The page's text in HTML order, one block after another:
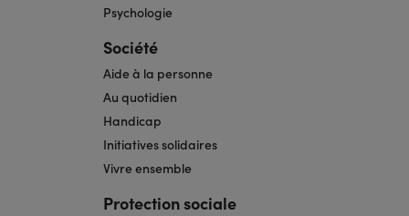
Psychologie
Société
Aide à la personne
Au quotidien
Handicap
Initiatives solidaires
Vivre ensemble
Protection sociale